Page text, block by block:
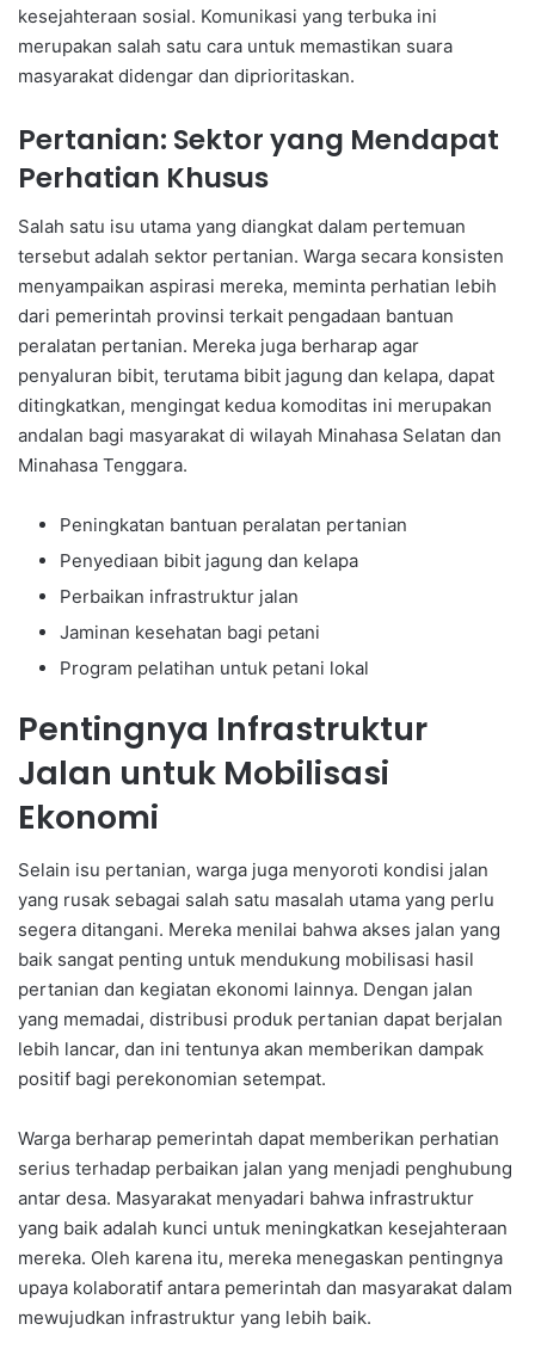
kesejahteraan sosial. Komunikasi yang terbuka ini
merupakan salah satu cara untuk memastikan suara
masyarakat didengar dan diprioritaskan.
Pertanian: Sektor yang Mendapat
Perhatian Khusus
Salah satu isu utama yang diangkat dalam pertemuan
tersebut adalah sektor pertanian. Warga secara konsisten
menyampaikan aspirasi mereka, meminta perhatian lebih
dari pemerintah provinsi terkait pengadaan bantuan
peralatan pertanian. Mereka juga berharap agar
penyaluran bibit, terutama bibit jagung dan kelapa, dapat
ditingkatkan, mengingat kedua komoditas ini merupakan
andalan bagi masyarakat di wilayah Minahasa Selatan dan
Minahasa Tenggara.
Peningkatan bantuan peralatan pertanian
Penyediaan bibit jagung dan kelapa
Perbaikan infrastruktur jalan
Jaminan kesehatan bagi petani
Program pelatihan untuk petani lokal
Pentingnya Infrastruktur
Jalan untuk Mobilisasi
Ekonomi
Selain isu pertanian, warga juga menyoroti kondisi jalan
yang rusak sebagai salah satu masalah utama yang perlu
segera ditangani. Mereka menilai bahwa akses jalan yang
baik sangat penting untuk mendukung mobilisasi hasil
pertanian dan kegiatan ekonomi lainnya. Dengan jalan
yang memadai, distribusi produk pertanian dapat berjalan
lebih lancar, dan ini tentunya akan memberikan dampak
positif bagi perekonomian setempat.
Warga berharap pemerintah dapat memberikan perhatian
serius terhadap perbaikan jalan yang menjadi penghubung
antar desa. Masyarakat menyadari bahwa infrastruktur
yang baik adalah kunci untuk meningkatkan kesejahteraan
mereka. Oleh karena itu, mereka menegaskan pentingnya
upaya kolaboratif antara pemerintah dan masyarakat dalam
mewujudkan infrastruktur yang lebih baik.